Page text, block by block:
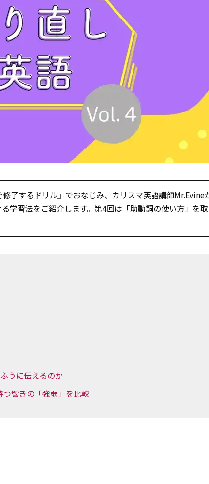
了するドリル』でおなじみ、カリスマ英語講師Mr.Evine
学習法をご紹介します。第4回は「助動詞の使い方」を
うに伝えるのか
響きの「強弱」を比較